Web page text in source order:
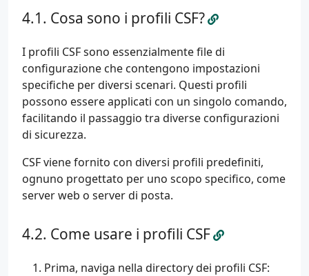
Cosa sono i profili CSF?
I profili CSF sono essenzialmente file di
configurazione che contengono impostazioni
specifiche per diversi scenari. Questi profili
possono essere applicati con un singolo comando,
facilitando il passaggio tra diverse configurazioni
di sicurezza.
CSF viene fornito con diversi profili predefiniti,
ognuno progettato per uno scopo specifico, come
server web o server di posta.
Come usare i profili CSF
Prima, naviga nella directory dei profili CSF: